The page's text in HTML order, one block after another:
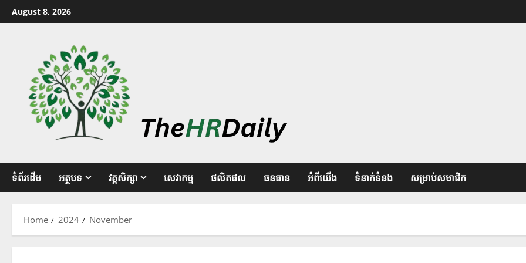
August 8, 2026
ទំព័រដើម អត្ថបទ វគ្គសិក្សា សេវាកម្ម ផលិតផល ធនធាន អំពីយើង ទំនាក់ទំនង សម្រាប់សមាជិក
Home 2024 November